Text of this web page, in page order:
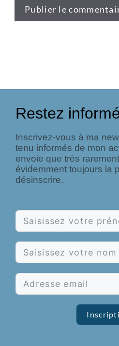
Restez
Inscrivez-vous à ma
tenu informés de mon
envoie que très
évidemment toujours la
désinscrire.